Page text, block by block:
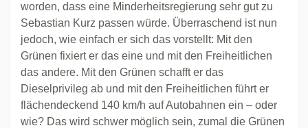
worden, dass eine Minderheitsregierung sehr gut zu
Sebastian Kurz passen würde. Überraschend ist nun
jedoch, wie einfach er sich das vorstellt: Mit den
Grünen fixiert er das eine und mit den Freiheitlichen
das andere. Mit den Grünen schafft er das
Dieselprivileg ab und mit den Freiheitlichen führt er
flächendeckend 140 km/h auf Autobahnen ein – oder
wie? Das wird schwer möglich sein, zumal die Grünen